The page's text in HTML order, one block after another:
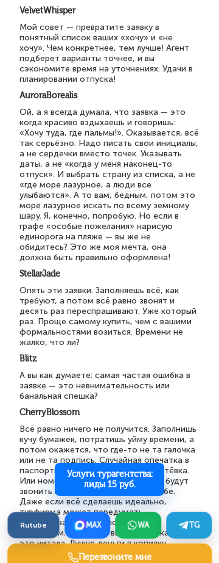
Rutube
VelvetWhisper
Мой совет — превратите заявку в
понятный список ваших «хочу» и «не
хочу». Чем конкретнее, тем лучше! Агент
подберет варианты точнее, и вы
сэкономите время на уточнениях. Удачи в
планировании отпуска!
AuroraBorealis
Ой, а я всегда думала, что заявка — это
когда красиво вздыхаешь и говоришь:
«Хочу туда, где пальмы!». Оказывается, всё
так серьёзно. Надо писать свои инициалы,
а не сердечки вместо точек. Указывать
даты, а не «когда у меня наконец-то
отпуск». И выбрать страну из списка, а не
«где море лазурное, а люди все
улыбаются». А то вам, бедным, потом это
море лазурное искать по всему земному
шару. Я, конечно, попробую. Но если в
графе «особые пожелания» нарисую
единорога на пляже — вы же не
обидитесь? Это же моя мечта, она
должна быть правильно оформлена!
StellarJade
Опять эти заявки. Заполняешь всё, как
требуют, а потом всё равно звонят и
десять раз переспрашивают. Уже который
раз. Проще самому купить, чем с вашими
формальностями возиться. Времени не
жалко, что ли?
Blitz
А вы как думаете: самая частая ошибка в
заявке — это невнимательность или
банальная спешка?
CherryBlossom
Всё равно ничего не получится. Заполнишь
кучу бумажек, потратишь уйму времени, а
потом окажется, что где-то не та галочка
или не та подпись. Случайная опечатка в
паспортных данных — и прощай путёвка.
Или номер телефона с ошибкой — будут
звонить кому угодно, только не тебе.
Даже если всё сделаешь идеально,
турфирма может передумать,
аннулировать заявку под любым
предлогом. Цены уже выросли, пока ты всё
это читала. Лучше деньги в копилку
складывать, хоть какая-то уверенность
MAX WA TG
Перезвоните мне
Услуги турагентства:
лиды 15 руб.